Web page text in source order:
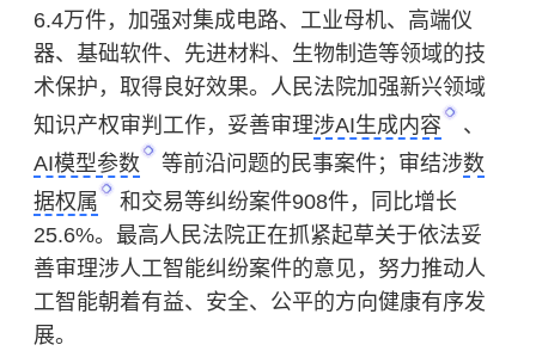
6.4万件，加强对集成电路、工业母机、高端仪
器、基础软件、先进材料、生物制造等领域的技
术保护，取得良好效果。人民法院加强新兴领域
知识产权审判工作，妥善审理涉AI生成内容
、
AI模型参数
等前沿问题的民事案件；审结涉数
据权属
和交易等纠纷案件908件，同比增长
25.6%。最高人民法院正在抓紧起草关于依法妥
善审理涉人工智能纠纷案件的意见，努力推动人
工智能朝着有益、安全、公平的方向健康有序发
展。